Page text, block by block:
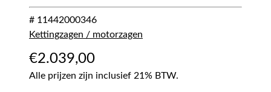
# 11442000346
Kettingzagen / motorzagen
€2.039,00
Alle prijzen zijn inclusief 21% BTW.